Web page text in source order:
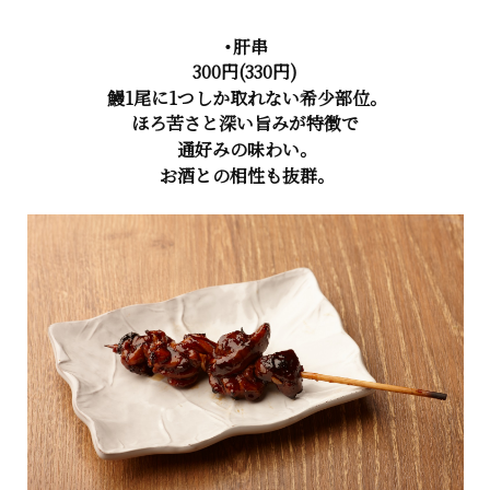
・肝串
300円(330円)
鰻1尾に1つしか取れない希少部位。
ほろ苦さと深い旨みが特徴で
通好みの味わい。
お酒との相性も抜群。